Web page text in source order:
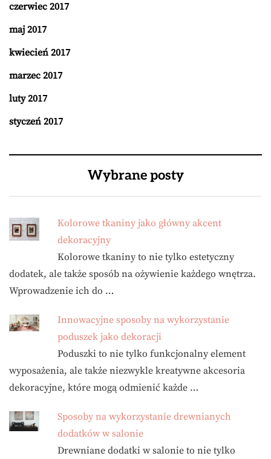
czerwiec 2017
maj 2017
kwiecień 2017
marzec 2017
luty 2017
styczeń 2017
Wybrane posty
Kolorowe tkaniny jako główny akcent
dekoracyjny
Kolorowe tkaniny to nie tylko estetyczny
dodatek, ale także sposób na ożywienie każdego wnętrza.
Wprowadzenie ich do …
Innowacyjne sposoby na wykorzystanie
poduszek jako dekoracji
Poduszki to nie tylko funkcjonalny element
wyposażenia, ale także niezwykle kreatywne akcesoria
dekoracyjne, które mogą odmienić każde …
Sposoby na wykorzystanie drewnianych
dodatków w salonie
Drewniane dodatki w salonie to nie tylko